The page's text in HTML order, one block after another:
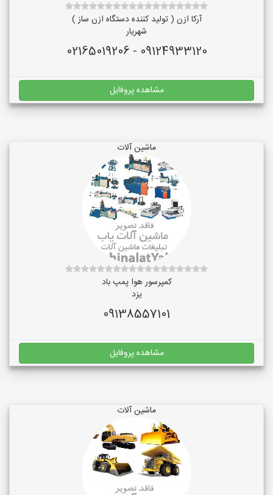
آرکا ازن ( تولید کننده دستگاه ازن ساز )
شهریار
09124933120 - 02165019206
مشاهده پروفایل
ماشین آلات
کمپرسور هوا پمپ باد
یزد
09138557101
مشاهده پروفایل
ماشین آلات